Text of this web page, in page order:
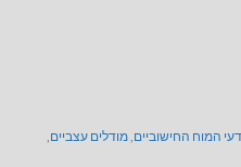
המוח החישוביים,מודלים עצביים,